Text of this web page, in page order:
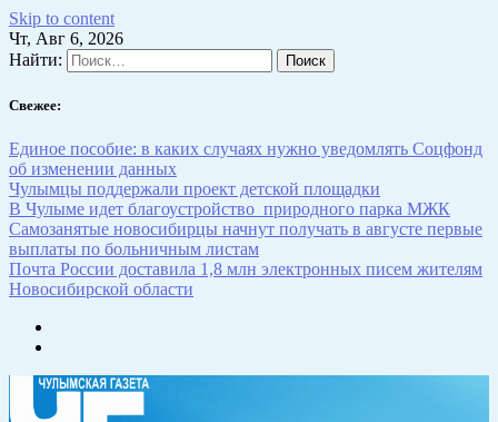
Skip to content
Чт, Авг 6, 2026
Найти:
Свежее:
Единое пособие: в каких случаях нужно уведомлять Соцфонд
об изменении данных
Чулымцы поддержали проект детской площадки
В Чулыме идет благоустройство природного парка МЖК
Самозанятые новосибирцы начнут получать в августе первые
выплаты по больничным листам
Почта России доставила 1,8 млн электронных писем жителям
Новосибирской области